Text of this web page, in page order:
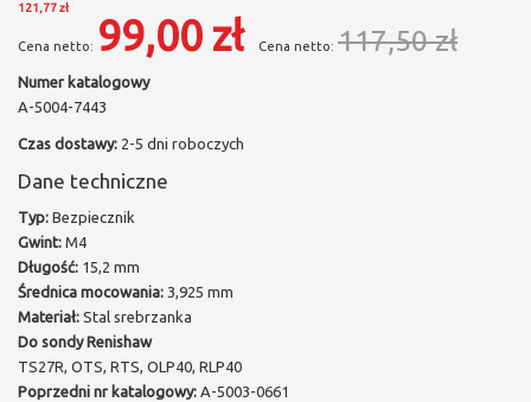
121,77 zł
99,00 zł 117,50 zł
Numer katalogowy
A-5004-7443
Czas dostawy: 2-5 dni roboczych
Dane techniczne
Typ: Bezpiecznik
Gwint: M4
Długość: 15,2 mm
Średnica mocowania: 3,925 mm
Materiał: Stal srebrzanka
Do sondy Renishaw
TS27R, OTS, RTS, OLP40, RLP40
Poprzedni nr katalogowy: A-5003-0661